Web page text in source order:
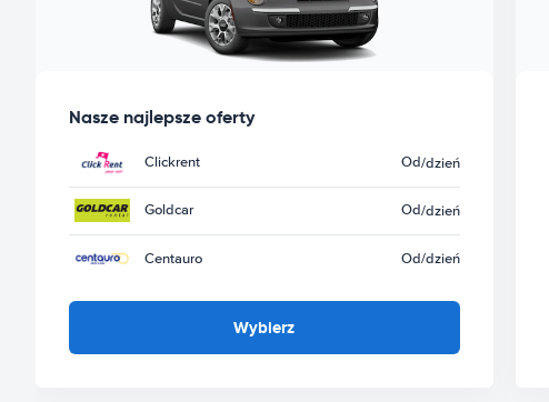
Nasze najlepsze oferty
Clickrent Od/dzień
Goldcar Od/dzień
Centauro Od/dzień
Wybierz